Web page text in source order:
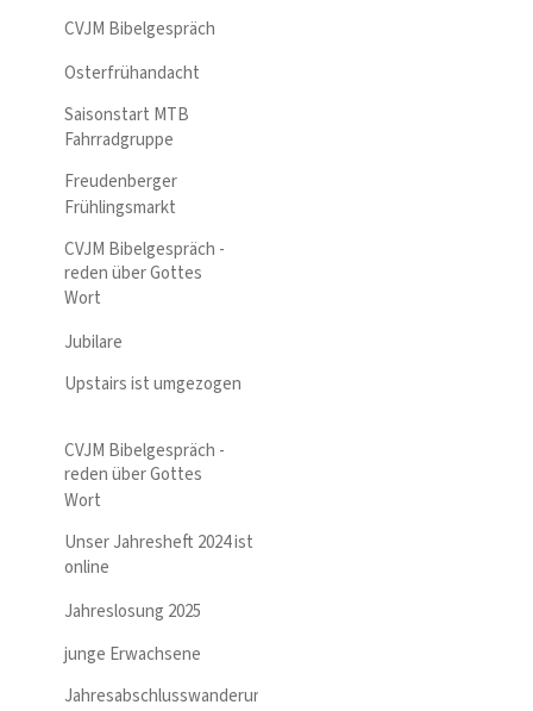
CVJM Bibelgespräch
Osterfrühandacht
Saisonstart MTB
Fahrradgruppe
Freudenberger
Frühlingsmarkt
CVJM Bibelgespräch -
reden über Gottes
Wort
Jubilare
Upstairs ist umgezogen
CVJM Bibelgespräch -
reden über Gottes
Wort
Unser Jahresheft 2024 ist
online
Jahreslosung 2025
junge Erwachsene
Jahresabschlusswanderung